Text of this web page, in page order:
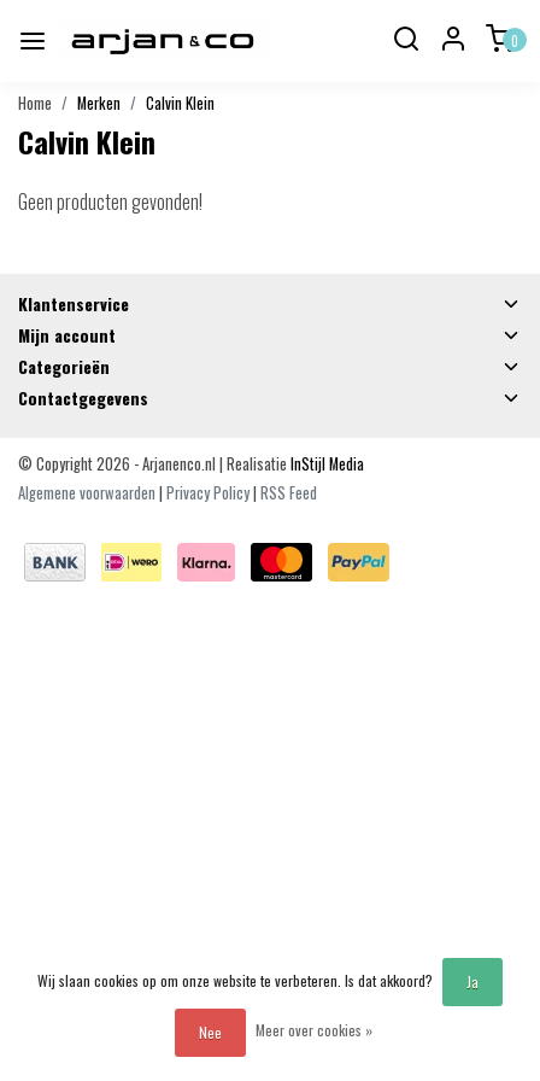
0
Home Merken Calvin Klein
Calvin Klein
Geen producten gevonden!
Klantenservice
Mijn account
Categorieën
Contactgegevens
© Copyright 2026 - Arjanenco.nl | Realisatie InStijl Media
Algemene voorwaarden | Privacy Policy| RSS Feed
Wij slaan cookies op om onze website te verbeteren. Is dat akkoord? Ja
Nee Meer over cookies »